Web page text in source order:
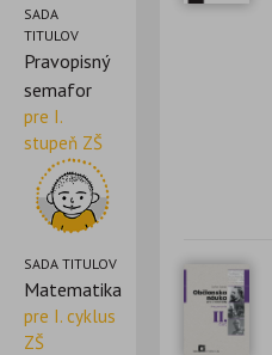
SADA
TITULOV
Pravopisný
semafor
pre I.
stupeň ZŠ
SADA TITULOV
Matematika
pre I. cyklus
ZŠ